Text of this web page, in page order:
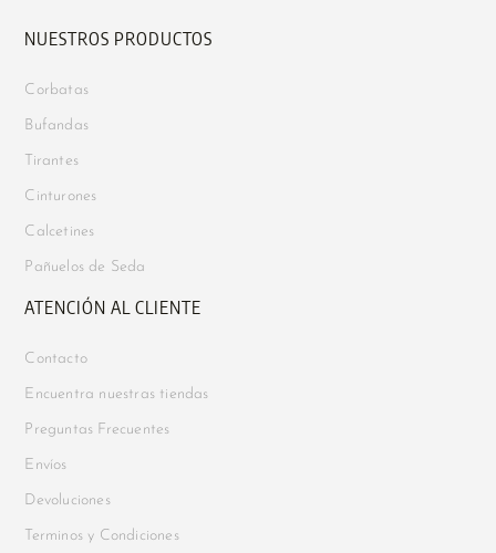
NUESTROS PRODUCTOS
Corbatas
Bufandas
Tirantes
Cinturones
Calcetines
Pañuelos de Seda
ATENCIÓN AL CLIENTE
Contacto
Encuentra nuestras tiendas
Preguntas Frecuentes
Envíos
Devoluciones
Terminos y Condiciones